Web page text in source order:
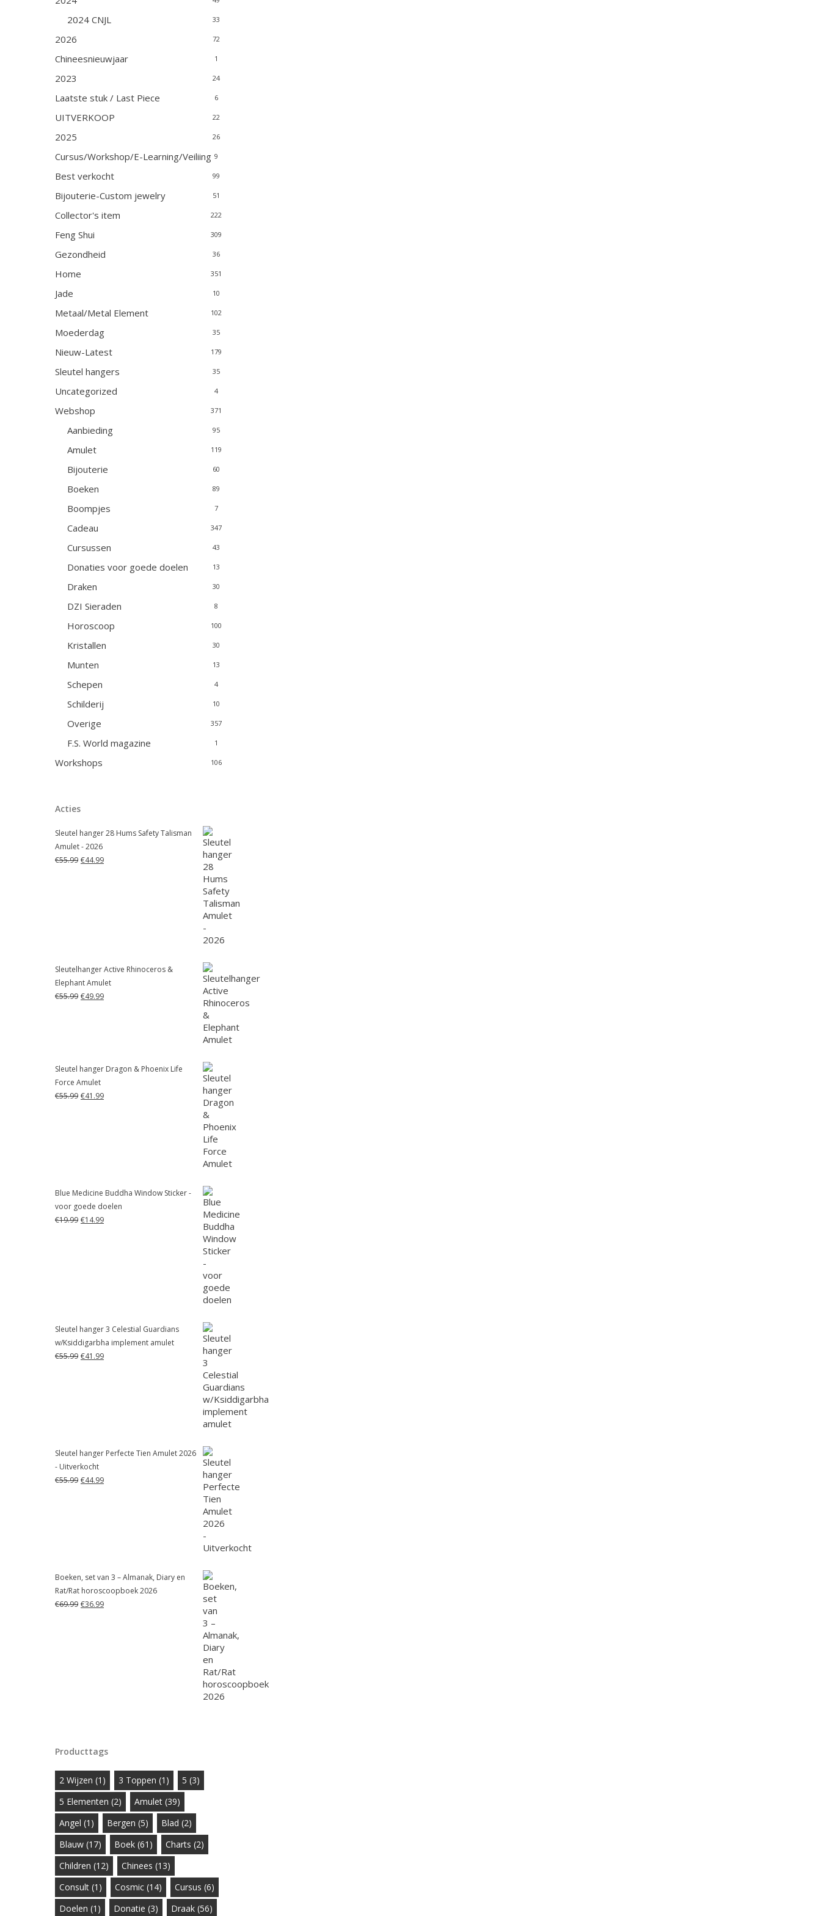
2024 CNJL 33
2026 72
Chineesnieuwjaar 1
2023 24
Laatste stuk / Last Piece 6
UITVERKOOP 22
2025 26
Cursus/Workshop/E-Learning/Veiliing 9
Best verkocht 99
Bijouterie-Custom jewelry 51
Collector's item 222
Feng Shui 309
Gezondheid 36
Home 351
Jade 10
Metaal/Metal Element 102
Moederdag 35
Nieuw-Latest 179
Sleutel hangers 35
Uncategorized 4
Webshop 371
Aanbieding 95
Amulet 119
Bijouterie 60
Boeken 89
Boompjes 7
Cadeau 347
Cursussen 43
Donaties voor goede doelen 13
Draken 30
DZI Sieraden 8
Horoscoop 100
Kristallen 30
Munten 13
Schepen 4
Schilderij 10
Overige 357
F.S. World magazine 1
Workshops 106
Acties
Sleutel hanger 28 Hums Safety Talisman
Amulet - 2026
€55.99 Oorspronkelijke
€44.99Huidige
Sleutelhanger Active Rhinoceros &
Elephant Amulet
€55.99 Oorspronkelijke
€49.99Huidige
Sleutel hanger Dragon & Phoenix Life
Force Amulet
€55.99 Oorspronkelijke
€41.99Huidige
Blue Medicine Buddha Window Sticker -
voor goede doelen
€19.99 Oorspronkelijke
€14.99Huidige
Sleutel hanger 3 Celestial Guardians
w/Ksiddigarbha implement amulet
€55.99 Oorspronkelijke
€41.99Huidige
Sleutel hanger Perfecte Tien Amulet 2026
- Uitverkocht
€55.99 Oorspronkelijke
€44.99Huidige
Boeken, set van 3 – Almanak, Diary en
Rat/Rat horoscoopboek 2026
€69.99 Oorspronkelijke
€36.99Huidige
Producttags
2 Wijzen (1) 3 Toppen (1) 5 (3)
5 Elementen (2) Amulet (39)
Angel (1) Bergen (5) Blad (2)
Blauw (17) Boek (61) Charts (2)
Children (12) Chinees (13)
Consult (1) Cosmic (14) Cursus (6)
Doelen (1) Donatie (3) Draak (56)